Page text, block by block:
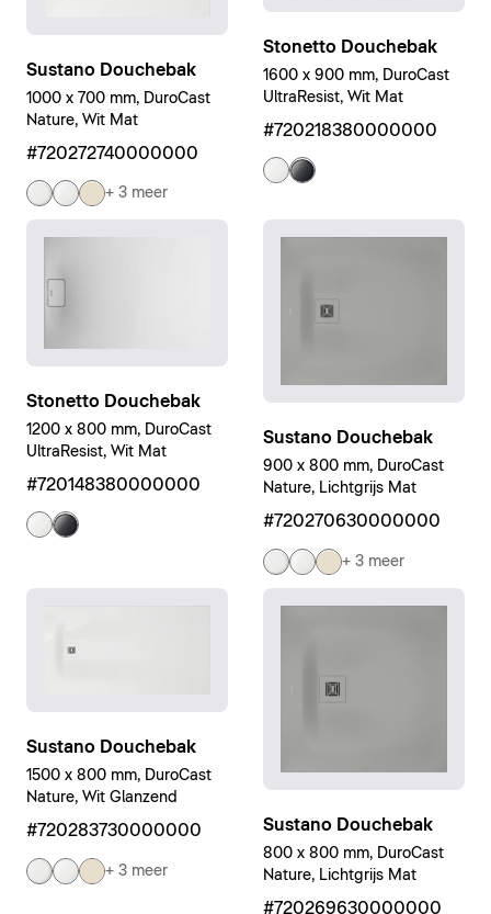
Sustano Douchebak
1000 x 700 mm, DuroCast
Nature, Wit Mat
#720272740000000
+ 3 meer
Stonetto Douchebak
1600 x 900 mm, DuroCast
UltraResist, Wit Mat
#720218380000000
Stonetto Douchebak
1200 x 800 mm, DuroCast
UltraResist, Wit Mat
#720148380000000
Sustano Douchebak
900 x 800 mm, DuroCast
Nature, Lichtgrijs Mat
#720270630000000
+ 3 meer
Sustano Douchebak
1500 x 800 mm, DuroCast
Nature, Wit Glanzend
#720283730000000
+ 3 meer
Sustano Douchebak
800 x 800 mm, DuroCast
Nature, Lichtgrijs Mat
#720269630000000